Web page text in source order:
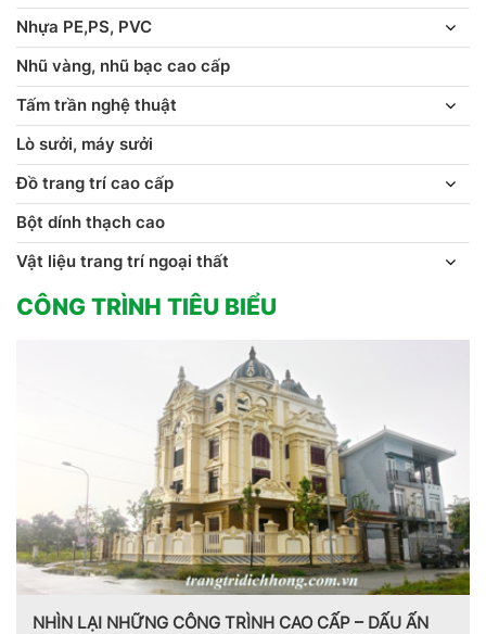
Nhựa PE,PS, PVC
Nhũ vàng, nhũ bạc cao cấp
Tấm trần nghệ thuật
Lò sưởi, máy sưởi
Đồ trang trí cao cấp
Bột dính thạch cao
Vật liệu trang trí ngoại thất
CÔNG TRÌNH TIÊU BIỂU
NHÌN LẠI NHỮNG CÔNG TRÌNH CAO CẤP – DẤU ẤN